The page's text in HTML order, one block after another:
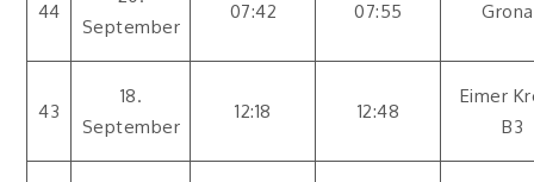
44
September
07:42 07:55
43
18.
September
12:18 12:48
Eimer
B3